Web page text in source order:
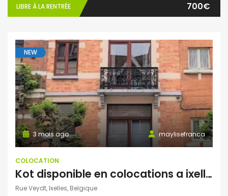
LIBRE À LA RENTRÉE 700€
NEW
maylisefranca
3 mois ago
COLOCATION
Kot disponible en colocations a ixelles
Rue Veydt, Ixelles, Belgique